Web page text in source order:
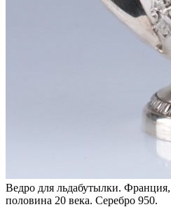
Ведро для льдабутылки.
половина 20 века. Серебро 950.